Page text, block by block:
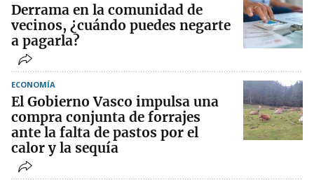
Derrama en la comunidad de
vecinos, ¿cuándo puedes negarte
a pagarla?
ECONOMÍA
El Gobierno Vasco impulsa una
compra conjunta de forrajes
ante la falta de pastos por el
calor y la sequía